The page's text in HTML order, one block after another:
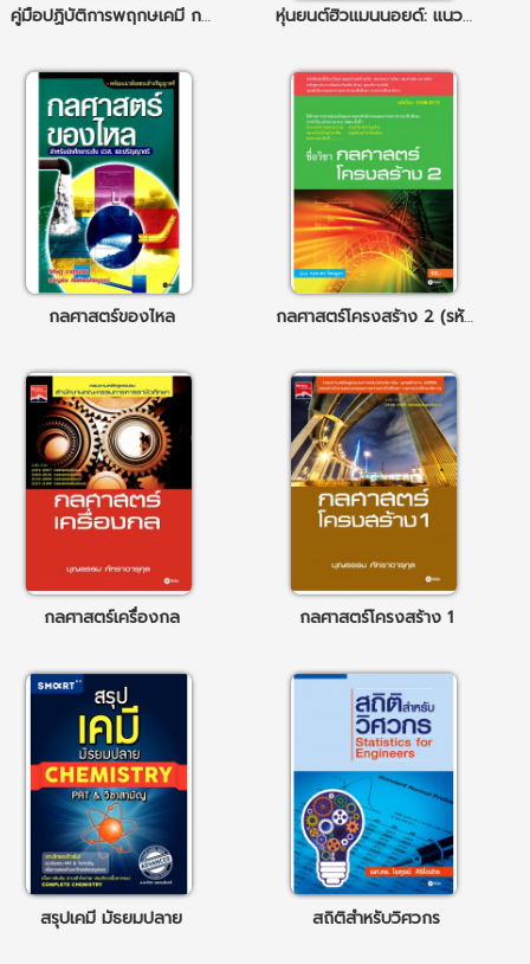
คู่มือปฏิบัติการพฤกษเคมี การตรวจคัดสารประกอบฟีนอลิกในธรรมชาติ (Phytochemistry Laboratory Manual: The Screening for Natural Phenolic Compounds) หุ่นยนต์ฮิวแมนนอยด์: แนวคิด เซนเซอร์ ฟิสิกส์ คณิตศาสตร์ โปรแกรม และ มือแบบนุ่ม (Humanoid Robot Notions)
กลศาสตร์ของไหล กลศาสตร์โครงสร้าง 2 (รหัสวิชา 2106-2111)
กลศาสตร์เครื่องกล กลศาสตร์โครงสร้าง 1
สรุปเคมี มัธยมปลาย สถิติสำหรับวิศวกร